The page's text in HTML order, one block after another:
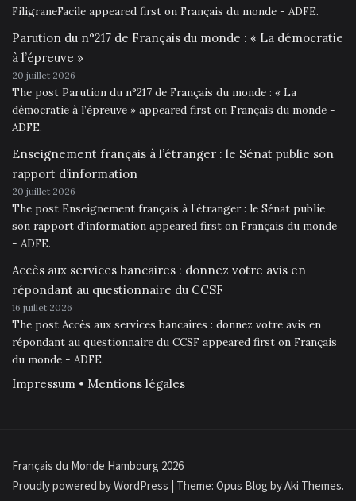
FiligraneFacile appeared first on Français du monde - ADFE.
Parution du n°217 de Français du monde : « La démocratie
à l’épreuve »
20 juillet 2026
The post Parution du n°217 de Français du monde : « La
démocratie à l’épreuve » appeared first on Français du monde -
ADFE.
Enseignement français à l’étranger : le Sénat publie son
rapport d’information
20 juillet 2026
The post Enseignement français à l’étranger : le Sénat publie
son rapport d’information appeared first on Français du monde
- ADFE.
Accès aux services bancaires : donnez votre avis en
répondant au questionnaire du CCSF
16 juillet 2026
The post Accès aux services bancaires : donnez votre avis en
répondant au questionnaire du CCSF appeared first on Français
du monde - ADFE.
Impressum • Mentions légales
Français du Monde Hambourg 2026
Proudly powered by WordPress | Theme: Opus Blog byAki Themes.